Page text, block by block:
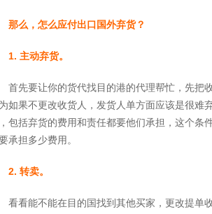
那么，怎么应付出口国外弃货？
1. 主动弃货。
首先要让你的货代找目的港的代理帮忙，先把
如果不更改收货人，发货人单方面应该是很难
包括弃货的费用和责任都要他们承担，这个条
承担多少费用。
2. 转卖。
看看能不能在目的国找到其他买家，更改提单